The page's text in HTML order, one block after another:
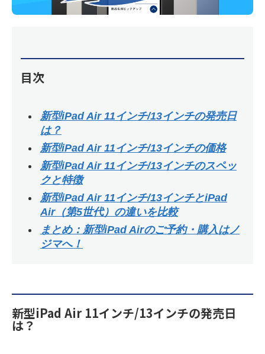
目次
新型iPad Air 11インチ/13インチの発売日
は？
新型iPad Air 11インチ/13インチの価格
新型iPad Air 11インチ/13インチのスペッ
クと特徴
新型iPad Air 11インチ/13インチとiPad
Air（第5世代）の違いを比較
まとめ：新型iPad Airのご予約・購入はノ
ジマへ！
新型iPad Air 11インチ/13インチの発売日
は？